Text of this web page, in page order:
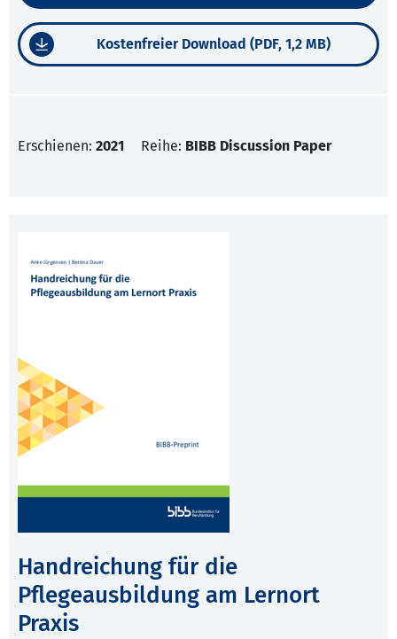
Kostenfreier Download (PDF, 1,2 MB)
Erschienen: 2021 Reihe: BIBB Discussion Paper
Handreichung für die
Pflegeausbildung am Lernort
Praxis